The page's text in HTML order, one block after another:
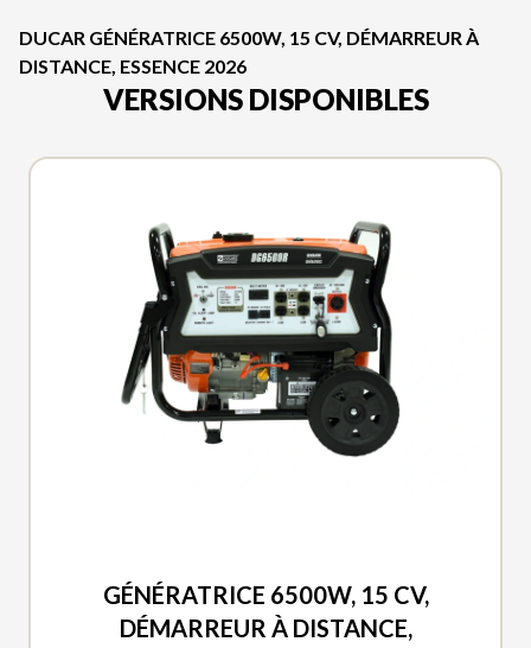
DUCAR GÉNÉRATRICE 6500W, 15 CV, DÉMARREUR À
DISTANCE, ESSENCE 2026
VERSIONS DISPONIBLES
GÉNÉRATRICE 6500W, 15 CV,
DÉMARREUR À DISTANCE,